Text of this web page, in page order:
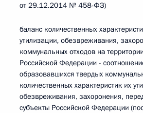
от 29.12.2014 № 458-ФЗ)
баланс количественных
утилизации, обезвреживания,
коммунальных отходов на
Российской Федерации -
образовавшихся твердых
количественных характеристик их
обезвреживания, захоронения,
субъекты Российской Федерации